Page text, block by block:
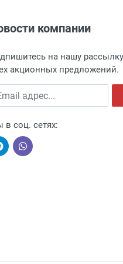
г. Москва,
о поступлении
пункт выдачи, чтобы
компаниями, поэтому
компании
на нашу
акционных предложений.
адрес
в соц. сетях: